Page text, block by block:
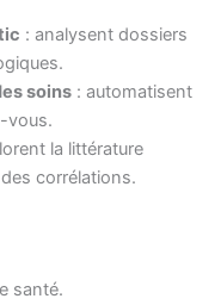
: analysent dossiers
soins : automatisent
vous.
la littérature
corrélations.
santé.